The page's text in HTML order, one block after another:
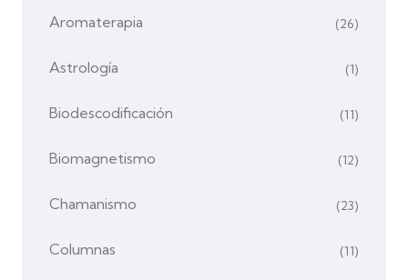
Aromaterapia (26)
Astrología (1)
Biodescodificación (11)
Biomagnetismo (12)
Chamanismo (23)
Columnas (11)